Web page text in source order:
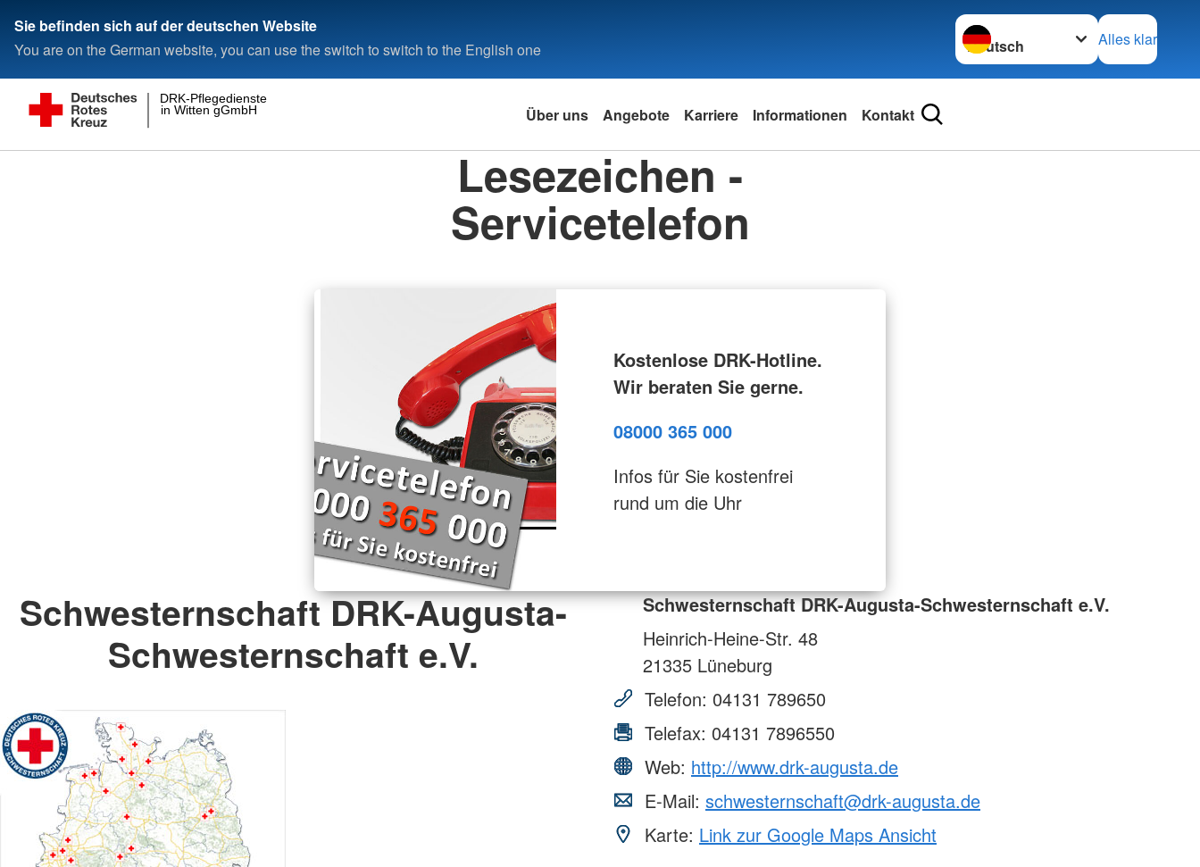
Sie befinden sich auf der deutschen Website
You are on the German website, you can use the switch to switch to the English one
Sprache wechseln zu
Alles klar
in Witten gGmbH
DRK-Pflegedienste
Über uns Angebote Karriere Informationen Kontakt
Lesezeichen -
Servicetelefon
Kostenlose DRK-Hotline.
Wir beraten Sie gerne.
08000 365 000
Infos für Sie kostenfrei
rund um die Uhr
Schwesternschaft DRK-Augusta-
Schwesternschaft e.V.
Schwesternschaft DRK-Augusta-Schwesternschaft e.V.
Heinrich-Heine-Str. 48
21335 Lüneburg
Telefon: 04131 789650
Telefax: 04131 7896550
Web: http://www.drk-augusta.de
E-Mail: schwesternschaft@drk-augusta.de
Karte: Link zur Google Maps Ansicht